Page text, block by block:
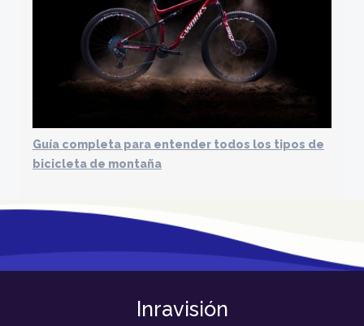
Guía completa para entender todos los tipos de
bicicleta de montaña
Inravisión